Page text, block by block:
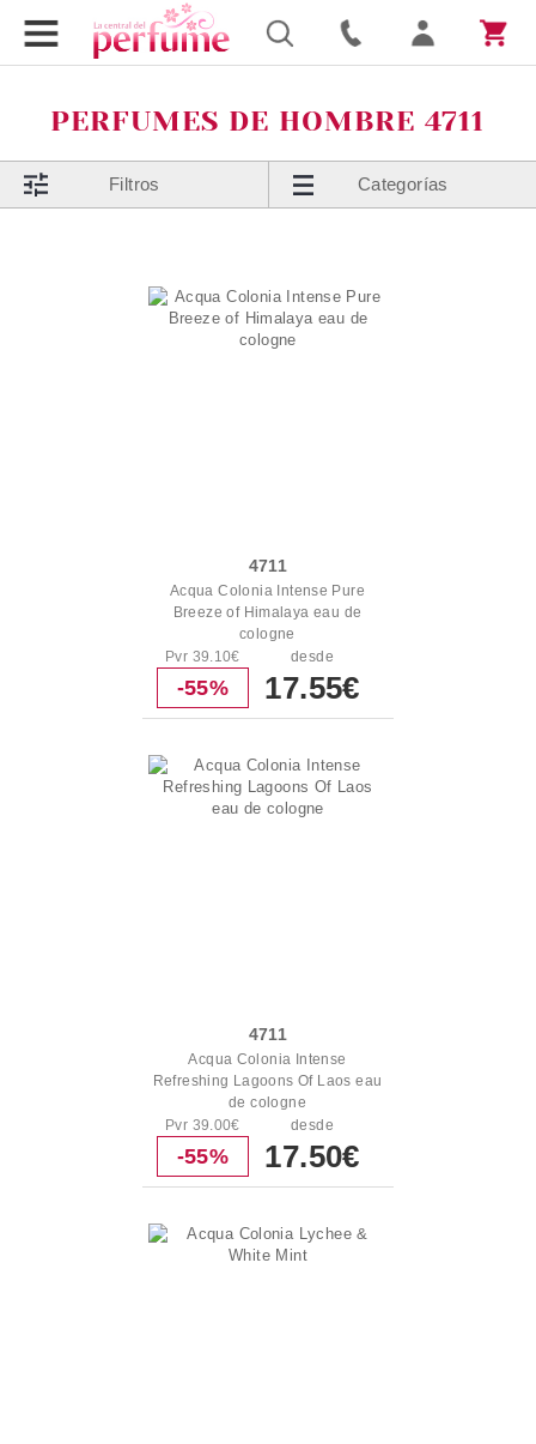
PERFUMES DE HOMBRE 4711
Filtros Categorías
4711
Acqua Colonia Intense Pure
Breeze of Himalaya eau de
cologne
Pvr 39.10€
-55%
desde
17.55€
4711
Acqua Colonia Intense
Refreshing Lagoons Of Laos eau
de cologne
Pvr 39.00€
-55%
desde
17.50€